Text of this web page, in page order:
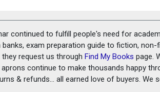
continued to fulfill people's need for
exam preparation guide to fiction,
they request us throughFind My Books page.
continue to make thousands happy
& refunds... all earned love of buyers.